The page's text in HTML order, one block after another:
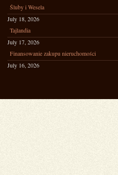
Śluby i Wesela
July 18, 2026
Tajlandia
July 17, 2026
Finansowanie zakupu nieruchomości
July 16, 2026